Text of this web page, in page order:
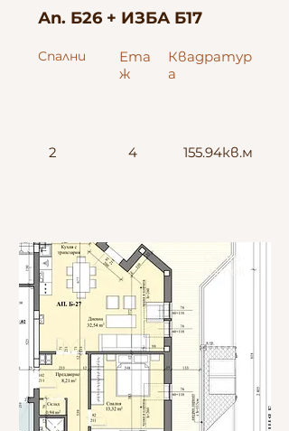
Ап. Б26 + ИЗБА Б17
Спални
Ета
ж
Квадратур
а
2 4 155.94кв.м
Север-
Изток